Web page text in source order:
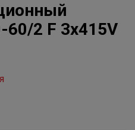
60/2 F 3х415V